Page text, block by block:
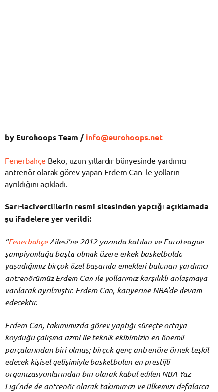
by Eurohoops Team /info@eurohoops.net
Fenerbahçe Beko, uzun yıllardır bünyesinde yardımcı
antrenör olarak görev yapan Erdem Can ile yolların
ayrıldığını açıkladı.
Sarı-lacivertlilerin resmi sitesinden yaptığı açıklamada
şu ifadelere yer verildi:
“FenerbahçeAilesi’ne 2012 yazında katılan ve EuroLeague
şampiyonluğu başta olmak üzere erkek basketbolda
yaşadığımız birçok özel başarıda emekleri bulunan yardımcı
antrenörümüz Erdem Can ile yollarımız karşılıklı anlaşmaya
varılarak ayrılmıştır. Erdem Can, kariyerine NBA’de devam
edecektir.
Erdem Can, takımımızda görev yaptığı süreçte ortaya
koyduğu çalışma azmi ile teknik ekibimizin en önemli
parçalarından biri olmuş; birçok genç antrenöre örnek teşkil
edecek kişisel gelişimiyle basketbolun en prestijli
organizasyonlarından biri olarak kabul edilen NBA Yaz
Ligi’nde de antrenör olarak takımımızı ve ülkemizi defalarca